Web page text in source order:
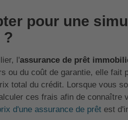
pour une
?
l'assurance de prêt
ou du coût de garantie, elle fait
total du crédit. Lorsque vous
ces frais afin de connaître
d'une assurance de prêtest